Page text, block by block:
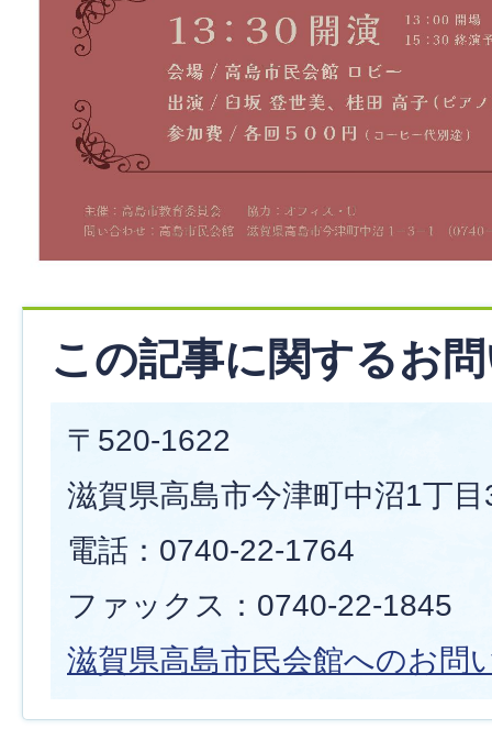
この記事に関するお
〒520-1622
滋賀県高島市今津町中沼1丁目
電話：0740-22-1764
ファックス：0740-22-1845
滋賀県高島市民会館へのお問